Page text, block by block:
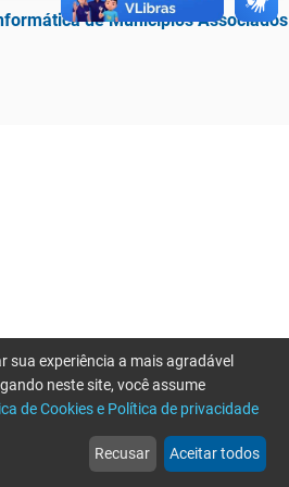
de Municípios Associados
web
Notícias
more_horiz
Mais
sua experiência a mais agradável
neste site, você assume
de Cookies e Política de privacidade
Recusar Aceitar todos
por favor tente novamente